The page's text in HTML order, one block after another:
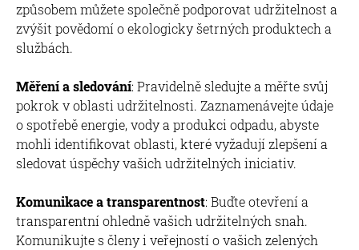
způsobem můžete společně podporovat udržitelnost a
zvýšit povědomí o ekologicky šetrných produktech a
službách.
Měření a sledování: Pravidelně sledujte a měřte svůj
pokrok v oblasti udržitelnosti. Zaznamenávejte údaje
o spotřebě energie, vody a produkci odpadu, abyste
mohli identifikovat oblasti, které vyžadují zlepšení a
sledovat úspěchy vašich udržitelných iniciativ.
Komunikace a transparentnost: Buďte otevření a
transparentní ohledně vašich udržitelných snah.
Komunikujte s členy i veřejností o vašich zelených